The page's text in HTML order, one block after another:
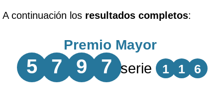
A continuación los resultados completos:
Premio Mayor
5 7 9 7 serie 1 1 6